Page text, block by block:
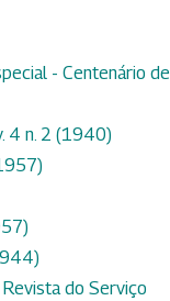
- Centenário de
4 n. 2 (1940)
Revista do Serviço